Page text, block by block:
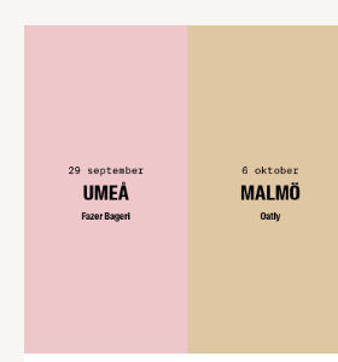
konsumentmaktsdirektivet.